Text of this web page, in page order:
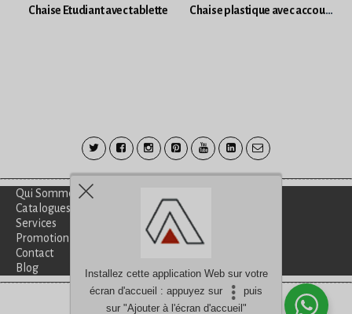
Chaise Etudiant avec tablette Chaise plastique avec accoudoirs et tablette
Besoin d'aide?discutez avec nous
Qui Sommes-Nous?
Catalogues
Services
Promotion
Contact
Blog
Installez cette application Web sur votre
écran d'accueil : appuyez sur
puis
sur "Ajouter à l'écran d'accueil"